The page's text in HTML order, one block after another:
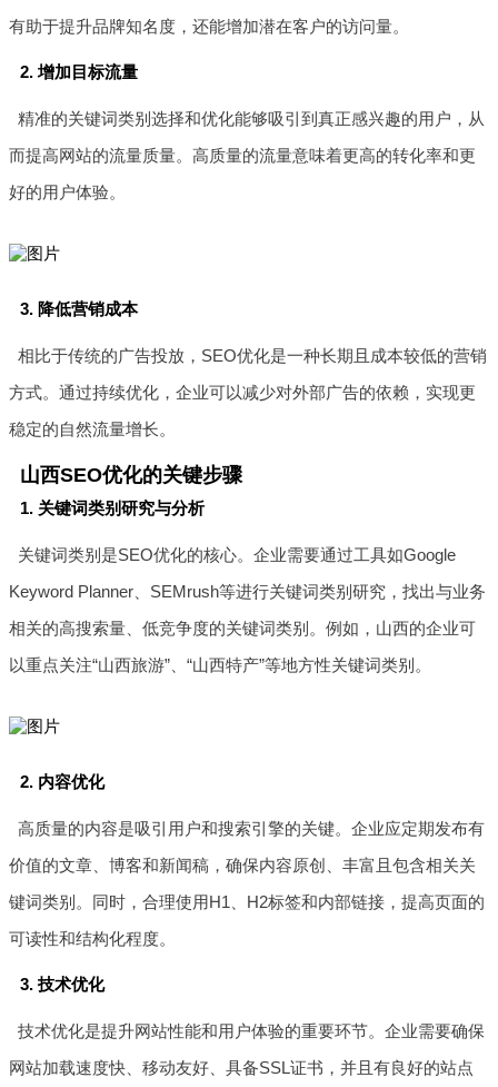
有助于提升品牌知名度，还能增加潜在客户的访问量。
2. 增加目标流量
精准的关键词类别选择和优化能够吸引到真正感兴趣的用户，从
而提高网站的流量质量。高质量的流量意味着更高的转化率和更
好的用户体验。
3. 降低营销成本
相比于传统的广告投放，SEO优化是一种长期且成本较低的营销
方式。通过持续优化，企业可以减少对外部广告的依赖，实现更
稳定的自然流量增长。
山西SEO优化的关键步骤
1. 关键词类别研究与分析
关键词类别是SEO优化的核心。企业需要通过工具如Google
Keyword Planner、SEMrush等进行关键词类别研究，找出与业务
相关的高搜索量、低竞争度的关键词类别。例如，山西的企业可
以重点关注“山西旅游”、“山西特产”等地方性关键词类别。
2. 内容优化
高质量的内容是吸引用户和搜索引擎的关键。企业应定期发布有
价值的文章、博客和新闻稿，确保内容原创、丰富且包含相关关
键词类别。同时，合理使用H1、H2标签和内部链接，提高页面的
可读性和结构化程度。
3. 技术优化
技术优化是提升网站性能和用户体验的重要环节。企业需要确保
网站加载速度快、移动友好、具备SSL证书，并且有良好的站点